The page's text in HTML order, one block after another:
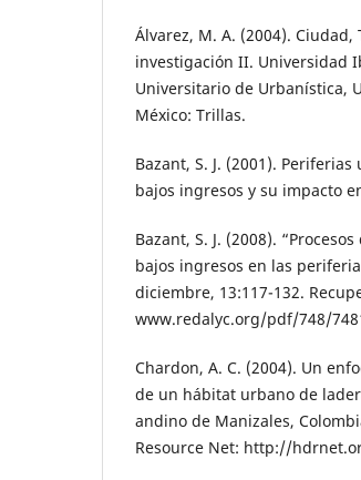
Álvarez, M. A. (2004).
investigación II. Universidad
Universitario de Urbanística,
México: Trillas.
Bazant, S. J. (2001).
bajos ingresos y su impacto
Bazant, S. J. (2008).
bajos ingresos en las
diciembre, 13:117-132.
www.redalyc.org/pdf/748/
Chardon, A. C. (2004). Un
de un hábitat urbano de
andino de Manizales,
Resource Net: http://